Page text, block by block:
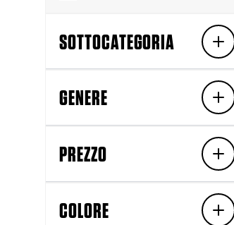
SOTTOCATEGORIA
GENERE
PREZZO
COLORE